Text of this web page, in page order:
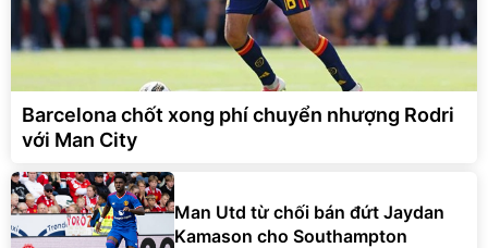
Barcelona chốt xong phí chuyển nhượng Rodri
với Man City
Man Utd từ chối bán đứt Jaydan
Kamason cho Southampton